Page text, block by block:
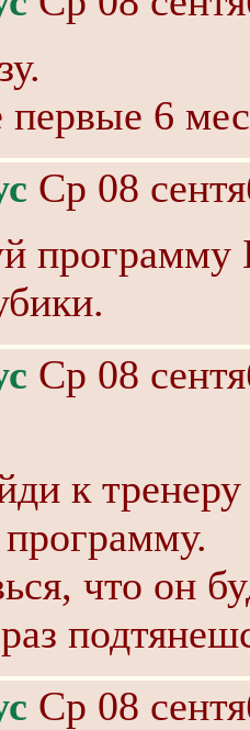
6
Ср 08
программу
Ср 08
к
что он
Ср 08